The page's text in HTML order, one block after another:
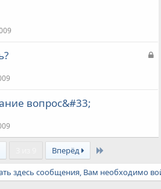
З
вопрос&#33;
Вперёд
здесь сообщения, Вам необходимо